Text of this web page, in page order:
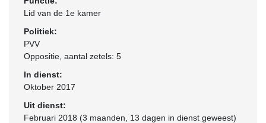
Lid van de 1e kamer
Politiek:
PVV
Oppositie , aantal zetels: 5
In dienst:
Oktober 2017
Uit dienst:
Februari 2018 (3 maanden, 13 dagen in dienst geweest)